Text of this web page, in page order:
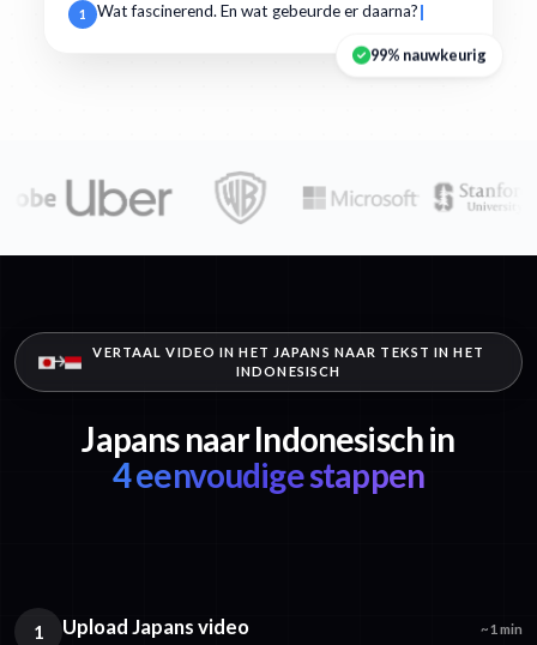
1 Wat fascinerend. En wat gebeurde er daarna?
99% nauwkeurig
VERTAAL VIDEO IN HET JAPANS NAAR TEKST IN HET
INDONESISCH
Japans naar Indonesisch in
4 eenvoudige stappen
1 Upload Japans video ~1 min